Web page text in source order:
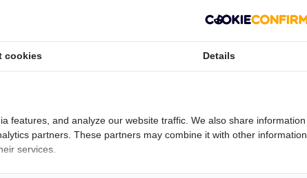
15korting
cookies Details
features, and analyze our website traffic. We also share information
partners. These partners may combine it with other information
services.